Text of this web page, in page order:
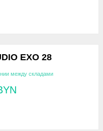
EXO 28
между складами